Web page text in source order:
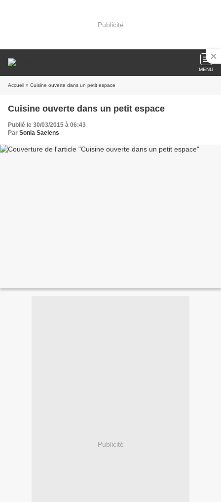
Publicité
MENU
Accueil » Cuisine ouverte dans un petit espace
Cuisine ouverte dans un petit espace
Publié le 30/03/2015 à 06:43
Par Sonia Saelens
Publicité